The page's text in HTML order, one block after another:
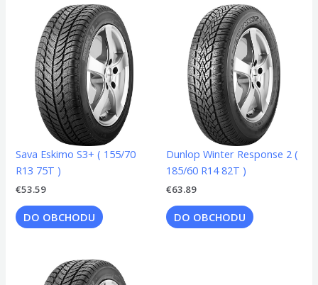
Sava Eskimo S3+ ( 155/70
R13 75T )
€53.59
DO OBCHODU
Dunlop Winter Response 2 (
185/60 R14 82T )
€63.89
DO OBCHODU